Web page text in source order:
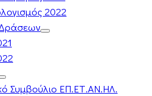
2022
Συμβούλιο ΕΠ.ΕΤ.ΑΝ.ΗΛ.